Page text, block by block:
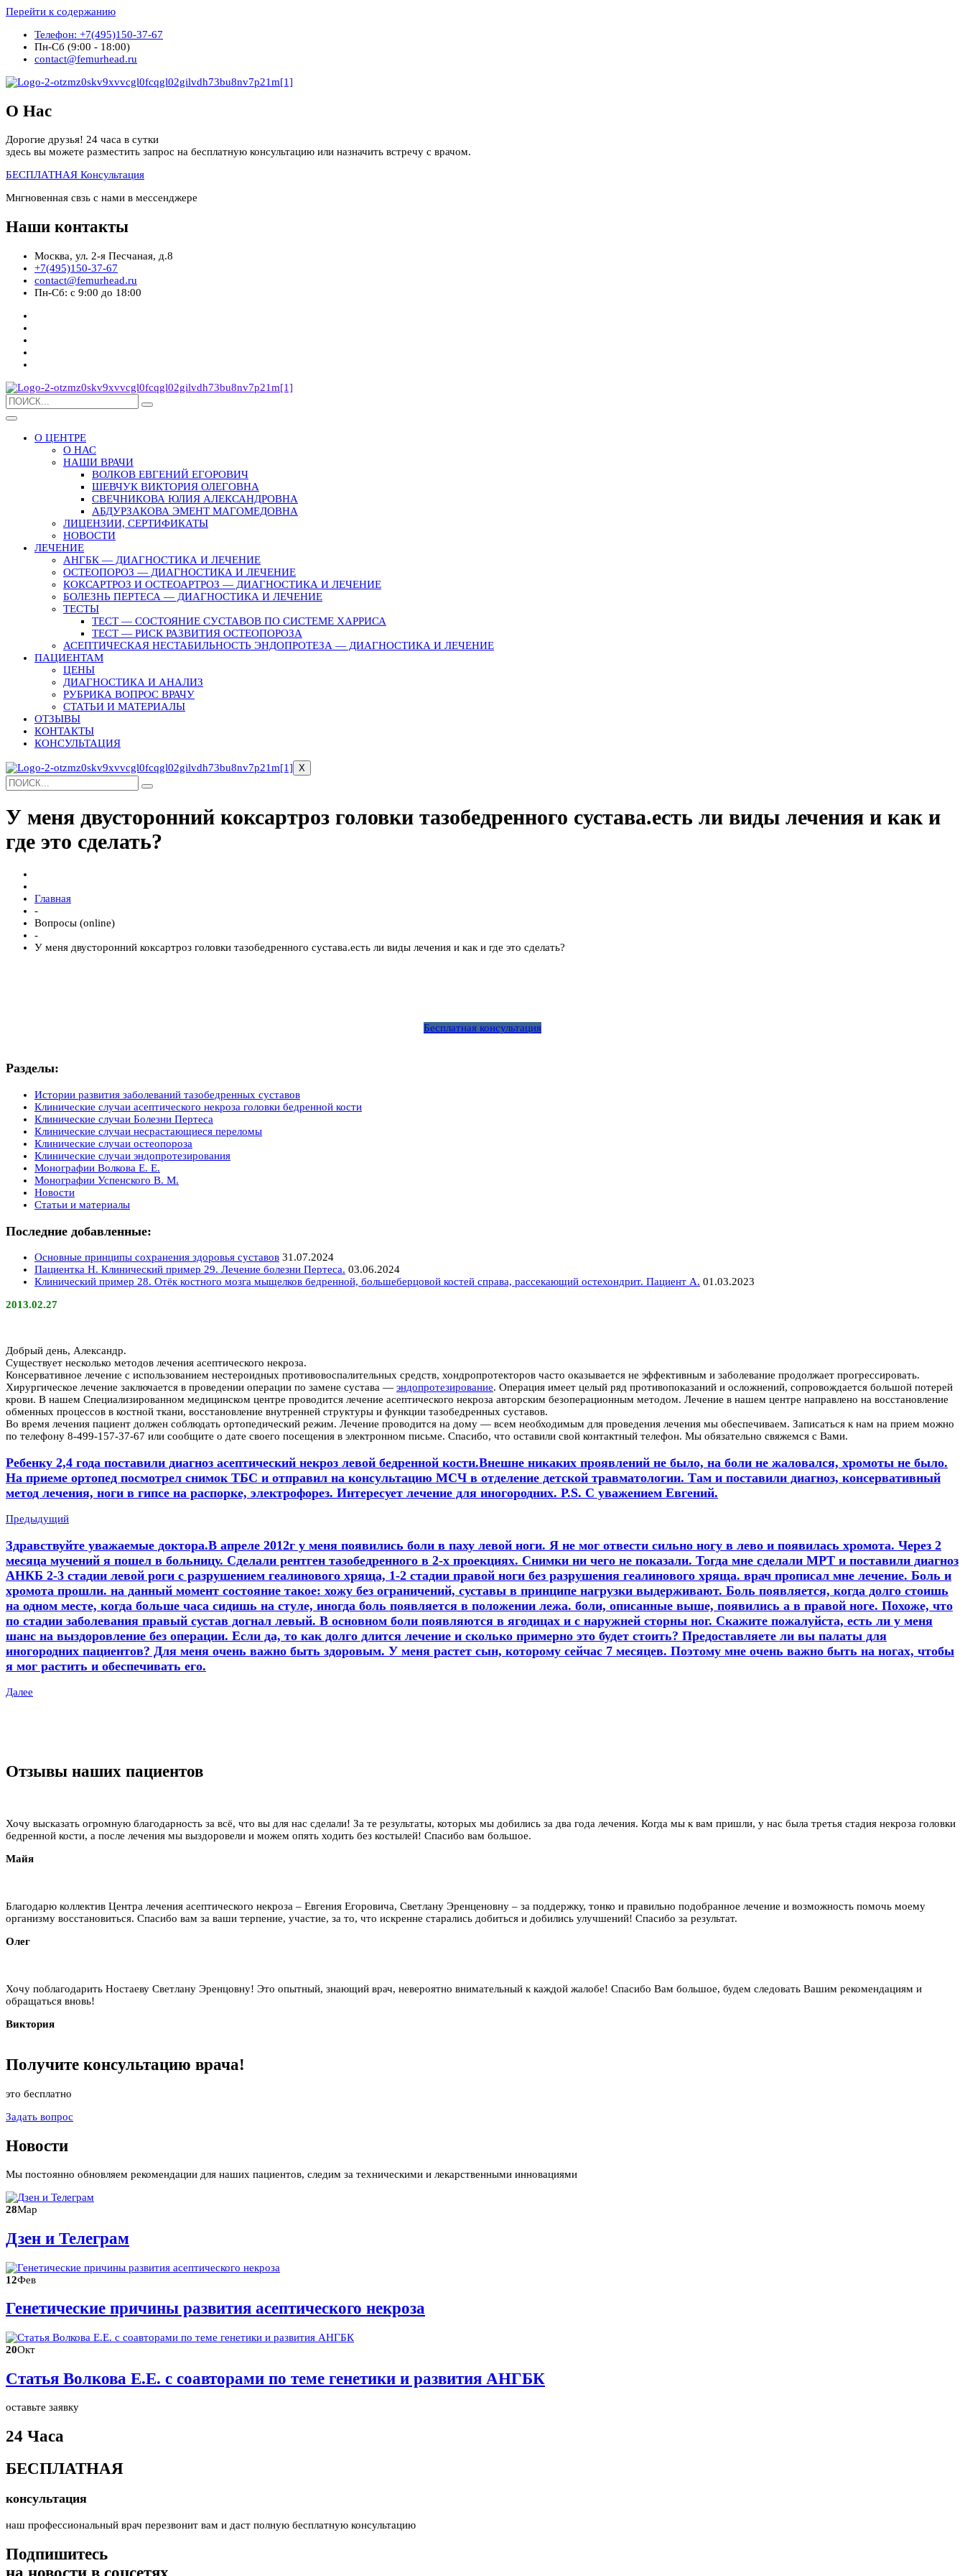
Перейти к содержанию
Телефон: +7(495)150-37-67
Пн-Сб (9:00 - 18:00)
contact@femurhead.ru
О Нас
Дорогие друзья! 24 часа в сутки
здесь вы можете разместить запрос на бесплатную консультацию или назначить встречу с врачом.
БЕСПЛАТНАЯ Консультация
Мнгновенная свзь с нами в мессенджере
Наши контакты
Москва, ул. 2-я Песчаная, д.8
+7(495)150-37-67
contact@femurhead.ru
Пн-Сб: с 9:00 до 18:00
О ЦЕНТРЕ
О НАС
НАШИ ВРАЧИ
ВОЛКОВ ЕВГЕНИЙ ЕГОРОВИЧ
ШЕВЧУК ВИКТОРИЯ ОЛЕГОВНА
СВЕЧНИКОВА ЮЛИЯ АЛЕКСАНДРОВНА
АБДУРЗАКОВА ЭМЕНТ МАГОМЕДОВНА
ЛИЦЕНЗИИ, СЕРТИФИКАТЫ
НОВОСТИ
ЛЕЧЕНИЕ
АНГБК — ДИАГНОСТИКА И ЛЕЧЕНИЕ
ОСТЕОПОРОЗ — ДИАГНОСТИКА И ЛЕЧЕНИЕ
КОКСАРТРОЗ И ОСТЕОАРТРОЗ — ДИАГНОСТИКА И ЛЕЧЕНИЕ
БОЛЕЗНЬ ПЕРТЕСА — ДИАГНОСТИКА И ЛЕЧЕНИЕ
ТЕСТЫ
ТЕСТ — СОСТОЯНИЕ СУСТАВОВ ПО СИСТЕМЕ ХАРРИСА
ТЕСТ — РИСК РАЗВИТИЯ ОСТЕОПОРОЗА
АСЕПТИЧЕСКАЯ НЕСТАБИЛЬНОСТЬ ЭНДОПРОТЕЗА — ДИАГНОСТИКА И ЛЕЧЕНИЕ
ПАЦИЕНТАМ
ЦЕНЫ
ДИАГНОСТИКА И АНАЛИЗ
РУБРИКА ВОПРОС ВРАЧУ
СТАТЬИ И МАТЕРИАЛЫ
ОТЗЫВЫ
КОНТАКТЫ
КОНСУЛЬТАЦИЯ
X
У меня двусторонний коксартроз головки тазобедренного сустава.есть ли виды лечения и как и
где это сделать?
Главная
-
Вопросы (online)
-
У меня двусторонний коксартроз головки тазобедренного сустава.есть ли виды лечения и как и где это сделать?
Бесплатная консультация
Разделы:
Истории развития заболеваний тазобедренных суставов
Клинические случаи асептического некроза головки бедренной кости
Клинические случаи Болезни Пертеса
Клинические случаи несрастающиеся переломы
Клинические случаи остеопороза
Клинические случаи эндопротезирования
Монографии Волкова Е. Е.
Монографии Успенского В. М.
Новости
Статьи и материалы
Последние добавленные:
Основные принципы сохранения здоровья суставов 31.07.2024
Пациентка Н. Клинический пример 29. Лечение болезни Пертеса. 03.06.2024
Клинический пример 28. Отёк костного мозга мыщелков бедренной, большеберцовой костей справа, рассекающий остехондрит. Пациент А. 01.03.2023
2013.02.27
Добрый день, Александр.
Существует несколько методов лечения асептического некроза.
Консервативное лечение с использованием нестероидных противовоспалительных средств, хондропротекторов часто оказывается не эффективным и заболевание продолжает прогрессировать.
Хирургическое лечение заключается в проведении операции по замене сустава — эндопротезирование. Операция имеет целый ряд противопоказаний и осложнений, сопровождается большой потерей
крови. В нашем Специализированном медицинском центре проводится лечение асептического некроза авторским безоперационным методом. Лечение в нашем центре направлено на восстановление
обменных процессов в костной ткани, восстановление внутренней структуры и функции тазобедренных суставов.
Во время лечения пациент должен соблюдать ортопедический режим. Лечение проводится на дому — всем необходимым для проведения лечения мы обеспечиваем. Записаться к нам на прием можно
по телефону 8-499-157-37-67 или сообщите о дате своего посещения в электронном письме. Спасибо, что оставили свой контактный телефон. Мы обязательно свяжемся с Вами.
Ребенку 2,4 года поставили диагноз асептический некроз левой бедренной кости.Внешне никаких проявлений не было, на боли не жаловался, хромоты не было.
На приеме ортопед посмотрел снимок ТБС и отправил на консультацию МСЧ в отделение детской травматологии. Там и поставили диагноз, консервативный
метод лечения, ноги в гипсе на распорке, электрофорез. Интересует лечение для иногородних. P.S. С уважением Евгений.
Предыдущий
Здравствуйте уважаемые доктора.В апреле 2012г у меня появились боли в паху левой ноги. Я не мог отвести сильно ногу в лево и появилась хромота. Через 2
месяца мучений я пошел в больницу. Сделали рентген тазобедренного в 2-х проекциях. Снимки ни чего не показали. Тогда мне сделали МРТ и поставили диагноз
АНКБ 2-3 стадии левой роги с разрушением геалинового хряща, 1-2 стадии правой ноги без разрушения геалинового хряща. врач прописал мне лечение. Боль и
хромота прошли. на данный момент состояние такое: хожу без ограничений, суставы в принципе нагрузки выдерживают. Боль появляется, когда долго стоишь
на одном месте, когда больше часа сидишь на стуле, иногда боль появляется в положении лежа. боли, описанные выше, появились а в правой ноге. Похоже, что
по стадии заболевания правый сустав догнал левый. В основном боли появляются в ягодицах и с наружней сторны ног. Скажите пожалуйста, есть ли у меня
шанс на выздоровление без операции. Если да, то как долго длится лечение и сколько примерно это будет стоить? Предоставляете ли вы палаты для
иногородних пациентов? Для меня очень важно быть здоровым. У меня растет сын, которому сейчас 7 месяцев. Поэтому мне очень важно быть на ногах, чтобы
я мог растить и обеспечивать его.
Далее
Отзывы наших пациентов
Хочу высказать огромную благодарность за всё, что вы для нас сделали! За те результаты, которых мы добились за два года лечения. Когда мы к вам пришли, у нас была третья стадия некроза головки
бедренной кости, а после лечения мы выздоровели и можем опять ходить без костылей! Спасибо вам большое.
Майя
Благодарю коллектив Центра лечения асептического некроза – Евгения Егоровича, Светлану Эренценовну – за поддержку, тонко и правильно подобранное лечение и возможность помочь моему
организму восстановиться. Спасибо вам за ваши терпение, участие, за то, что искренне старались добиться и добились улучшений! Спасибо за результат.
Олег
Хочу поблагодарить Ностаеву Светлану Эренцовну! Это опытный, знающий врач, невероятно внимательный к каждой жалобе! Спасибо Вам большое, будем следовать Вашим рекомендациям и
обращаться вновь!
Виктория
Получите консультацию врача!
это бесплатно
Задать вопрос
Новости
Мы постоянно обновляем рекомендации для наших пациентов, следим за техническими и лекарственными инновациями
28Мар
Дзен и Телеграм
12Фев
Генетические причины развития асептического некроза
20Окт
Статья Волкова Е.Е. с соавторами по теме генетики и развития АНГБК
оставьте заявку
24 Часа
БЕСПЛАТНАЯ
консультация
наш профессиональный врач перезвонит вам и даст полную бесплатную консультацию
Подпишитесь